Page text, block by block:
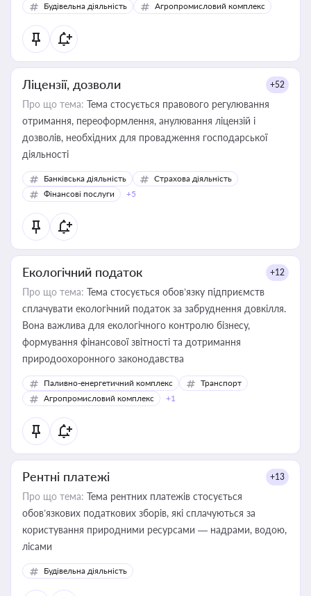
Будівельна діяльність Агропромисловий комплекс
Ліцензії, дозволи +52
Про що тема: Тема стосується правового регулювання
отримання, переоформлення, анулювання ліцензій і
дозволів, необхідних для провадження господарської
діяльності
Банківська діяльність
Страхова діяльність
Фінансові послуги
+5
Екологічний податок +12
Про що тема: Тема стосується обов’язку підприємств
сплачувати екологічний податок за забруднення довкілля.
Вона важлива для екологічного контролю бізнесу,
формування фінансової звітності та дотримання
природоохоронного законодавства
Паливно-енергетичний комплекс
Транспорт
Агропромисловий комплекс
+1
Рентні платежі +13
Про що тема: Тема рентних платежів стосується
обов’язкових податкових зборів, які сплачуються за
користування природними ресурсами — надрами, водою,
лісами
Будівельна діяльність